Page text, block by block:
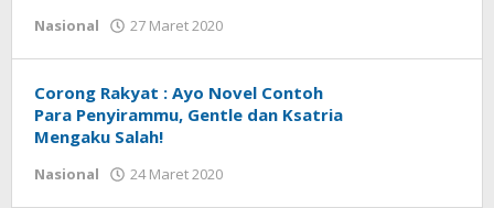
Nasional 27 Maret 2020
Corong Rakyat : Ayo Novel Contoh
Para Penyirammu, Gentle dan Ksatria
Mengaku Salah!
Nasional 24 Maret 2020